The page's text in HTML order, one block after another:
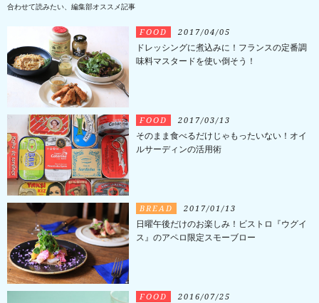
合わせて読みたい、編集部オススメ記事
FOOD 2017/04/05
ドレッシングに煮込みに！フランスの定番調
味料マスタードを使い倒そう！
FOOD 2017/03/13
そのまま食べるだけじゃもったいない！オイ
ルサーディンの活用術
BREAD 2017/01/13
日曜午後だけのお楽しみ！ビストロ『ウグイ
ス』のアペロ限定スモーブロー
FOOD 2016/07/25